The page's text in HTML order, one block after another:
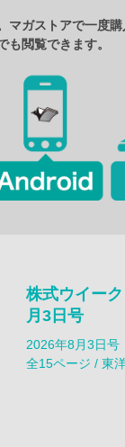
マガストアで一度
も閲覧できます。
株式ウイー
月3日号
2026年8月3日号
全15ページ / 東